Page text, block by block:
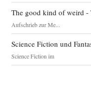
The good kind of weird -
Aufschrieb zur Me...
Science Fiction und
Science Fiction im